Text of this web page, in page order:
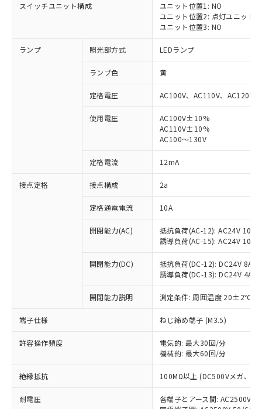
スイッチユニット構成
ユニット位置1: NO
ユニット位置2: 点灯ユニット
ユニット位置3: NO
ランプ 照光部方式 LEDランプ
ランプ色 黄
定格電圧 AC100V、AC110V、AC120V
使用電圧
AC100V±10%
AC110V±10%
AC100～130V
定格電流 12mA
接点定格 接点構成 2a
定格通電電流 10A
開閉能力(AC)
抵抗負荷(AC-12): AC24V 10A/
誘導負荷(AC-15): AC24V
開閉能力(DC)
抵抗負荷(DC-12): DC24V 8A/
誘導負荷(DC-13): DC24V 4A/
開閉能力説明 測定条件: 周囲温度 20±2℃、
端子仕様 ねじ締め端子 (M3.5)
許容操作頻度
電気的: 最大30回/分
機械的: 最大60回/分
絶縁抵抗 100MΩ以上 (DC500Vメガ、点
耐電圧
各端子とアース間: AC2500V
ご利用条件
以下の条件をお読みいただき、同意のうえ
本サービスは、当社制御機器事業取扱
商品の当社在庫状況および標準価格
(税抜)を提供させていただくもので
当社制御機器事業取扱商品の中には、
本サービスの対象外となる商品もある
ことをご了承ください。
在庫状況および標準価格照会結果は、
記載している更新日時点での社内デー
タに基づき作成されるものであり、閲
準価格とは異なる場合があることをご
対応済み：EU RoHS指令（10物質）の
非含有に対応した製品が提供可能な商品で
対応予定：EU RoHS指令（10物質）の非含
有に対応した製品に切り替える予定のある
対応予定なし：EU RoHS指令（10物質）の
非含有に非対応の商品で、対応品を出す予
調査・確認中：EU RoHS指令（10物質）の
非含有の対応状況を調査中または確認中の
非該当品：ライセンス料など無形物で、有
害物質有無と関係のない商品です。
仕入先様の事情により、非含有部品として
いたものが、含有品と判明した場合などや
むを得ず変更することがあります。
*EU RoHS指令（10物質）：
鉛(Pb) 1000ppm以下、 水銀(Hg) 1000ppm以下、 カド
六価クロム(Cr(Ⅵ)) 1000ppm以下、ポリ臭化ビフェニル
「○」：最大均質材料含有率が中国RoHSの
基準値以下であることを示します。
「×」：最大均質材料含有率が中国RoHSの
基準値を超えていることを示します。
「－」：未確認です。当社販売部門へお問
当社は、これら貴社製品のうち、外国
為替および外国貿易法に定める商品
（以下｢規制貨物等」という）を輸出
または国外への提供する場合は、日本
国政府の輸出許可(または役務取引許
可)を取得するなどの必要な手続きを